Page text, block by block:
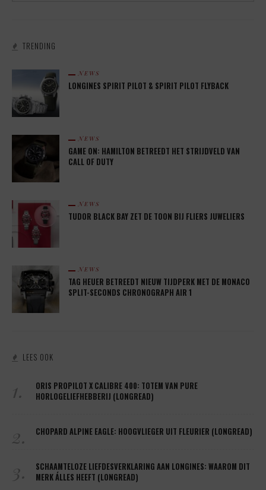
TRENDING
NEWS
LONGINES SPIRIT PILOT & SPIRIT PILOT FLYBACK
NEWS
GAME ON: HAMILTON BETREEDT HET STRIJDVELD VAN
CALL OF DUTY
NEWS
TUDOR BLACK BAY ZET DE TOON BIJ FLIERS JUWELIERS
NEWS
TAG HEUER BETREEDT NIEUW TIJDPERK MET DE MONACO
SPLIT-SECONDS CHRONOGRAPH AIR 1
LEES OOK
1.
ORIS PROPILOT X CALIBRE 400: TOTEM VAN PURE
HORLOGELIEFHEBBERIJ (LONGREAD)
2. CHOPARD ALPINE EAGLE: HOOGVLIEGER UIT FLEURIER (LONGREAD)
3.
SCHAAMTELOZE LIEFDESVERKLARING AAN LONGINES: WAAROM DIT
MERK ÁLLES HEEFT (LONGREAD)